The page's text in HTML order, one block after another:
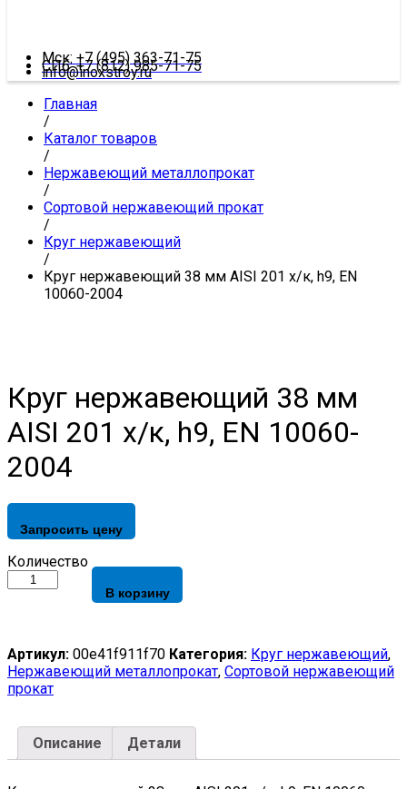
Мск: +7 (495) 363-71-75
СПб: +7 (812) 985-71-75
info@inoxstroy.ru
Главная
/
Каталог товаров
/
Нержавеющий металлопрокат
/
Сортовой нержавеющий прокат
/
Круг нержавеющий
/
Круг нержавеющий 38 мм AISI 201 х/к, h9, EN
10060-2004
Круг нержавеющий 38 мм
AISI 201 х/к, h9, EN 10060-
2004
Запросить цену
Круг
нержавеющий
201
х/
к,
h9,
10060-
2004
Количество
В корзину
Артикул: 00e41f911f70 Категория: Круг нержавеющий,
Нержавеющий металлопрокат, Сортовой нержавеющий
прокат
Описание Детали